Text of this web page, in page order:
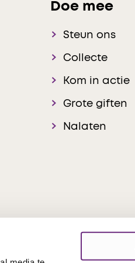
Doe mee
Steun ons
Collecte
Kom in actie
Grote giften
Nalaten